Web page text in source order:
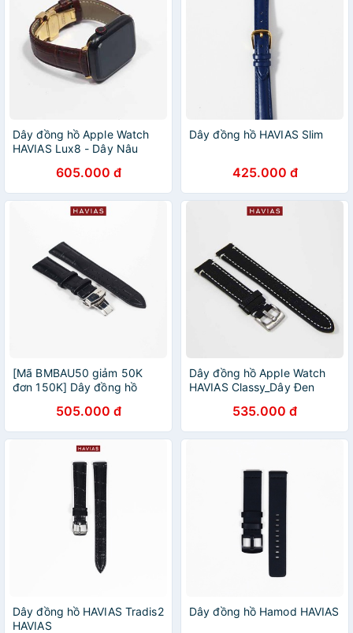
Dây đồng hồ Apple Watch
HAVIAS Lux8 - Dây Nâu
605.000 đ
Dây đồng hồ HAVIAS Slim
425.000 đ
[Mã BMBAU50 giảm 50K
đơn 150K] Dây đồng hồ
505.000 đ
Dây đồng hồ Apple Watch
HAVIAS Classy_Dây Đen
535.000 đ
Dây đồng hồ HAVIAS Tradis2
HAVIAS
Dây đồng hồ Hamod HAVIAS